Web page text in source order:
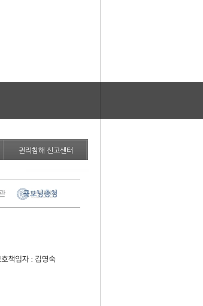
권리침해 신고센터